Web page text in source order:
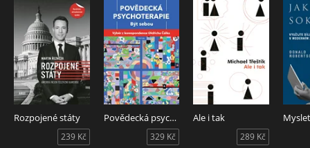
Rozpojené státy
239 Kč
Povědecká psychoterapie - Být sebou
329 Kč
Ale i tak
289 Kč